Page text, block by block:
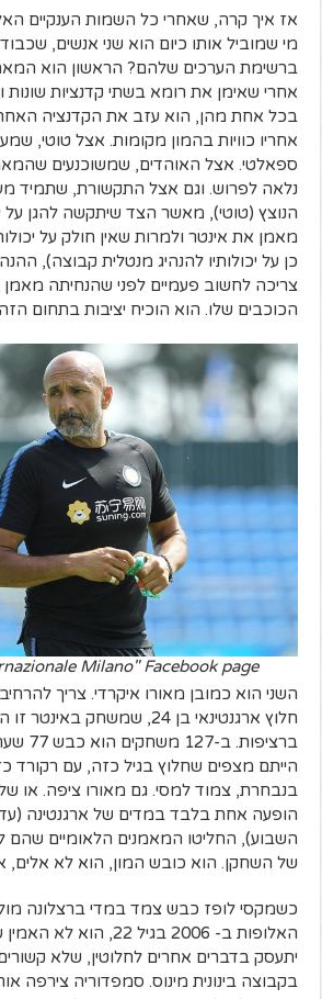
אז איך קרה, שאחרי כל השמות הענקיים
מי שמוביל אותו כיום הוא שני אנשים,
ברשימת הערכים שלהם? הראשון הוא
אחרי שאימן את רומא בשתי קדנציות
בכל אחת מהן, הוא עזב את הקדנציה
אחריו כוויות בהמון מקומות. אצל טוטי,
ספאלטי. אצל האוהדים, שמשוכנעים
נלאה לפרוש. וגם אצל התקשורת, שתמיד
הנוצץ (טוטי), מאשר הצד שיתקשה להגן על
מאמן את אינטר ולמרות שאין חולק על
כן על יכולותיו להנהיג מנטלית קבוצה),
צריכה לחשוב פעמיים לפני שהנחיתה
הכוכבים שלו. הוא הוכיח יציבות בתחום
Milano" Facebook page
השני הוא כמובן מאורו איקרדי. צריך
חלוץ ארגנטינאי בן 24, שמשחק
הייתם מצפים שחלוץ בגיל כזה, עם רקורד
בנבחרת, צמוד למסי. גם מאורו ציפה. או
הופעה אחת בלבד במדים של ארגנטינה
השבוע), החליטו המאמנים הלאומיים שהם לא
של השחקן. הוא כובש המון, הוא לא אלים,
כשמקסי לופז כבש צמד במדי ברצלונה
יתעסק בדברים אחרים לחלוטין, שלא
בקבוצה בינונית מינוס. סמפדוריה צירפה